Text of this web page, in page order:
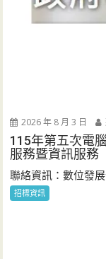
2026 年 8 月 3 日
115年第五次電
服務暨資訊服務
聯絡資訊：數位發
招標資訊